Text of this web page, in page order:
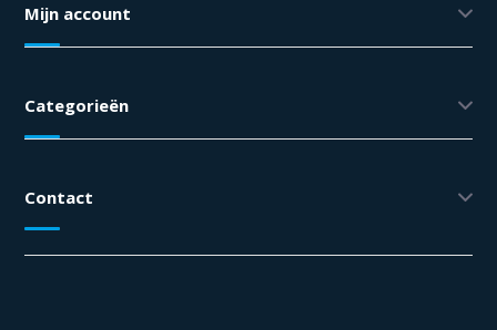
Mijn account
Categorieën
Contact